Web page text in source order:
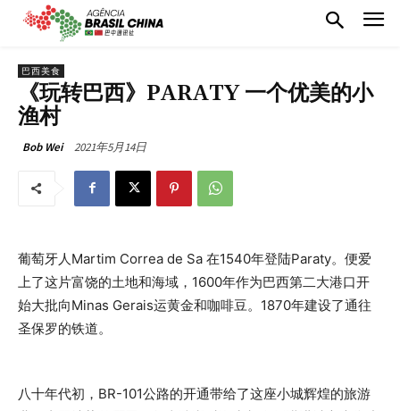
巴西美食
《玩转巴西》PARATY 一个优美的小
渔村
Bob Wei 2021年5月14日
葡萄牙人Martim Correa de Sa 在1540年登陆Paraty。便爱
上了这片富饶的土地和海域，1600年作为巴西第二大港口开
始大批向Minas Gerais运黄金和咖啡豆。1870年建设了通往
圣保罗的铁道。
八十年代初，BR-101公路的开通带给了这座小城辉煌的旅游